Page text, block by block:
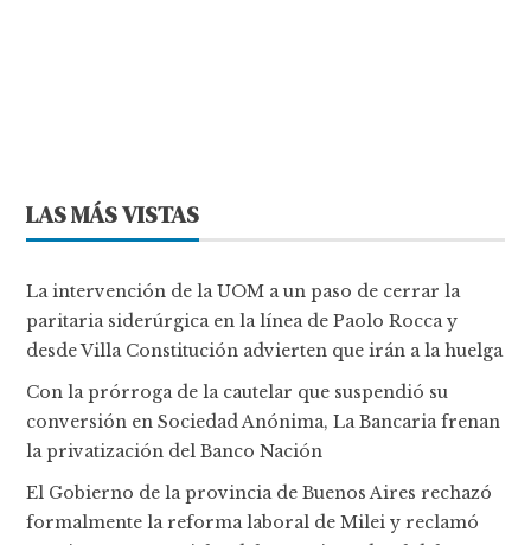
LAS MÁS VISTAS
La intervención de la UOM a un paso de cerrar la
paritaria siderúrgica en la línea de Paolo Rocca y
desde Villa Constitución advierten que irán a la huelga
Con la prórroga de la cautelar que suspendió su
conversión en Sociedad Anónima, La Bancaria frenan
la privatización del Banco Nación
El Gobierno de la provincia de Buenos Aires rechazó
formalmente la reforma laboral de Milei y reclamó